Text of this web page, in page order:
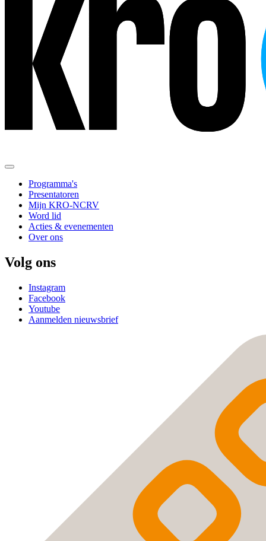
Programma's
Presentatoren
Mijn KRO-NCRV
Word lid
Acties & evenementen
Over ons
Volg ons
Instagram
Facebook
Youtube
Aanmelden nieuwsbrief